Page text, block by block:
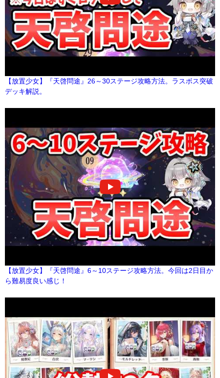
【放置少女】『天啓問途』26～30ステージ攻略方法。ラスボス突破
デッキ解説。
【放置少女】『天啓問途』6～10ステージ攻略方法。今回は2日目か
ら難易度良い感じ！